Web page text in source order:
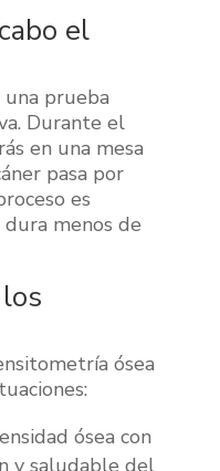
el
prueba
Durante el
en una mesa
pasa por
es
menos de
ósea
ósea con
y saludable del